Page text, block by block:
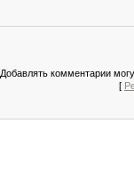
Добавлять комментарии
[